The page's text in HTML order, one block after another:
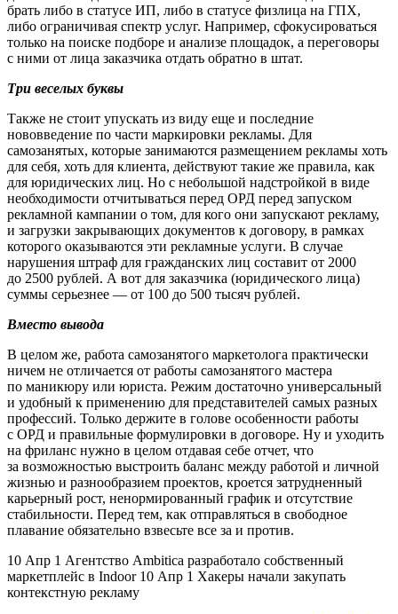
брать либо в статусе ИП, либо в статусе физлица на ГПХ,
либо ограничивая спектр услуг. Например, сфокусироваться
только на поиске подборе и анализе площадок, а переговоры
с ними от лица заказчика отдать обратно в штат.
Три веселых буквы
Также не стоит упускать из виду еще и последние
нововведение по части маркировки рекламы. Для
самозанятых, которые занимаются размещением рекламы хоть
для себя, хоть для клиента, действуют такие же правила, как
для юридических лиц. Но с небольшой надстройкой в виде
необходимости отчитываться перед ОРД перед запуском
рекламной кампании о том, для кого они запускают рекламу,
и загрузки закрывающих документов к договору, в рамках
которого оказываются эти рекламные услуги. В случае
нарушения штраф для гражданских лиц составит от 2000
до 2500 рублей. А вот для заказчика (юридического лица)
суммы серьезнее — от 100 до 500 тысяч рублей.
Вместо вывода
В целом же, работа самозанятого маркетолога практически
ничем не отличается от работы самозанятого мастера
по маникюру или юриста. Режим достаточно универсальный
и удобный к применению для представителей самых разных
профессий. Только держите в голове особенности работы
с ОРД и правильные формулировки в договоре. Ну и уходить
на фриланс нужно в целом отдавая себе отчет, что
за возможностью выстроить баланс между работой и личной
жизнью и разнообразием проектов, кроется затрудненный
карьерный рост, ненормированный график и отсутствие
стабильности. Перед тем, как отправляться в свободное
плавание обязательно взвесьте все за и против.
10 Апр 1 Агентство Ambitica разработало собственный
маркетплейс в Indoor 10 Апр 1 Хакеры начали закупать
контекстную рекламу